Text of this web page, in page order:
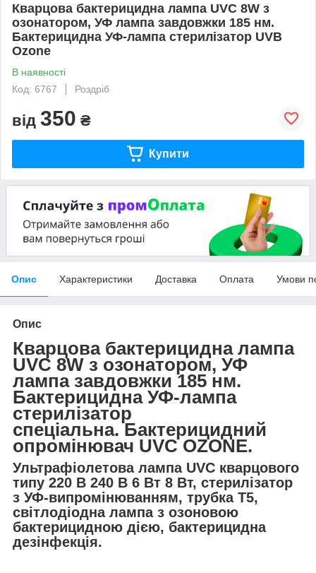
Кварцова бактерицидна лампа UVC 8W з
озонатором, УФ лампа завдовжки 185 нм.
Бактерицидна УФ-лампа стерилізатор UVB
Ozone
В наявності
Код: 6767
Роздріб
від 350 ₴
Купити
Опис Характеристики Доставка Оплата Умови
Опис
Кварцова бактерицидна лампа
UVC 8W з озонатором, УФ
лампа завдовжки 185 нм.
Бактерицидна УФ-лампа
стерилізатор
спеціальна. Бактерицидний
опромінювач UVC OZONE.
Ультрафіолетова лампа UVC кварцового
типу 220 В 240 В 6 Вт 8 Вт, стерилізатор
з УФ-випромінюванням, трубка T5,
світлодіодна лампа з озоновою
бактерицидною дією, бактерицидна
дезінфекція.